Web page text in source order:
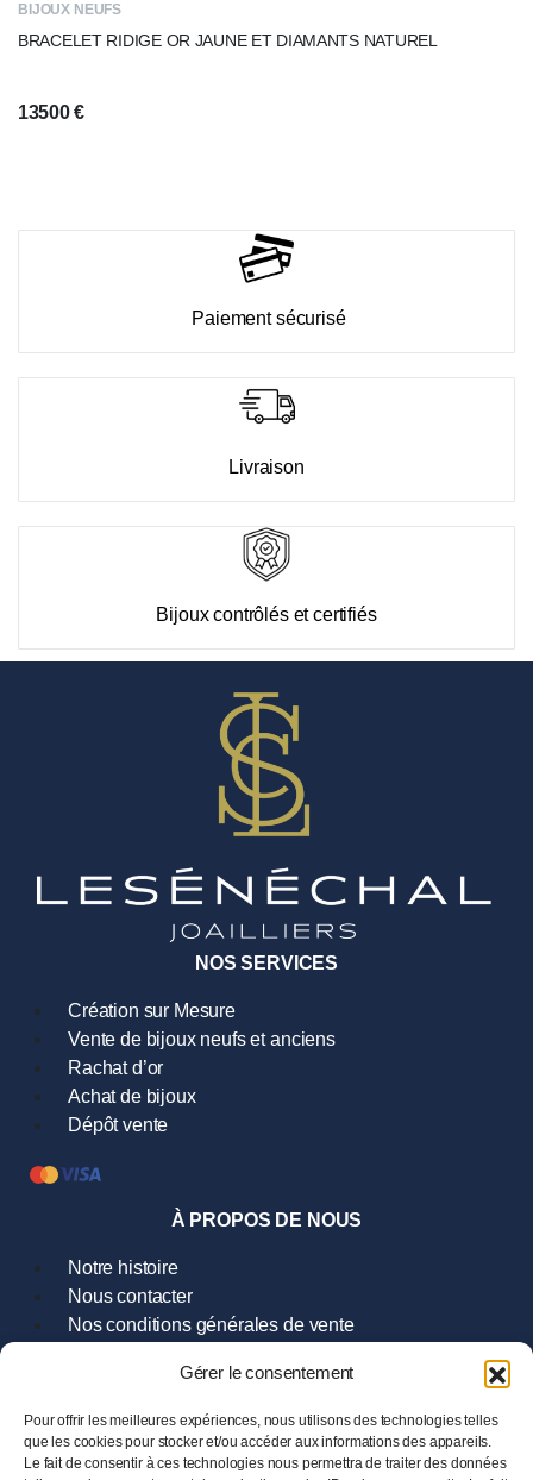
Gérer le consentement
Pour offrir les meilleures expériences, nous utilisons des technologies telles
que les cookies pour stocker et/ou accéder aux informations des appareils.
Le fait de consentir à ces technologies nous permettra de traiter des données
BIJOUX NEUFS
BRACELET RIDIGE OR JAUNE ET DIAMANTS NATUREL
13500€
Paiement sécurisé
Livraison
Bijoux contrôlés et certifiés
NOS SERVICES
Création sur Mesure
Vente de bijoux neufs et anciens
Rachat d’or
Achat de bijoux
Dépôt vente
À PROPOS DE NOUS
Notre histoire
Nous contacter
Nos conditions générales de vente
9 Rue Hoche
35000 Rennes